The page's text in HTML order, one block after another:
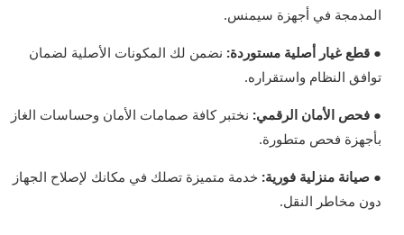
المدمجة في أجهزة سيمنس.
● قطع غيار أصلية مستوردة: نضمن لك المكونات الأصلية لضمان
توافق النظام واستقراره.
● فحص الأمان الرقمي: نختبر كافة صمامات الأمان وحساسات الغاز
بأجهزة فحص متطورة.
● صيانة منزلية فورية: خدمة متميزة تصلك في مكانك لإصلاح الجهاز
دون مخاطر النقل.